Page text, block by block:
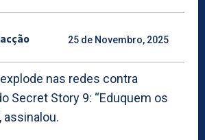
25 de Novembro, 2025
nas redes contra
Secret Story 9: “Eduquem os
assinalou.